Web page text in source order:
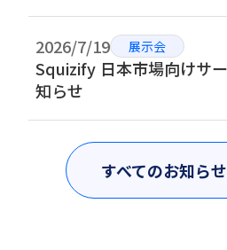
2026/7/19 展示会
Squizify 日本市場向けサ
知らせ
すべてのお知ら